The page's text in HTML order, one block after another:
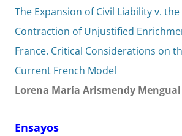
The Expansion of Civil Liability v. the
Contraction of Unjustified
France. Critical Considerations on
Current French Model
Lorena María Arismendy Mengual
Ensayos